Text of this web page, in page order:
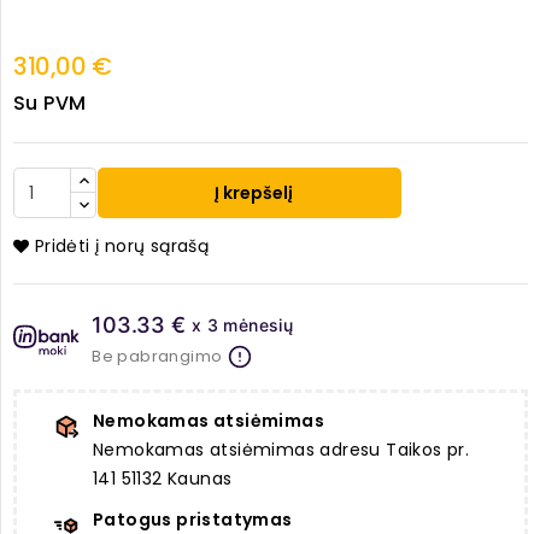
310,00 €
Su PVM
Į krepšelį
Pridėti į norų sąrašą
103.33 € x 3 mėnesių
Be pabrangimo
Nemokamas atsiėmimas
Nemokamas atsiėmimas adresu Taikos pr.
141 51132 Kaunas
Patogus pristatymas